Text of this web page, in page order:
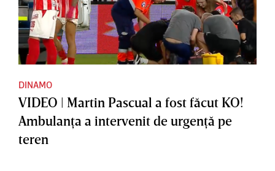
DINAMO
VIDEO | Martin Pascual a fost făcut KO!
Ambulanţa a intervenit de urgenţă pe
teren